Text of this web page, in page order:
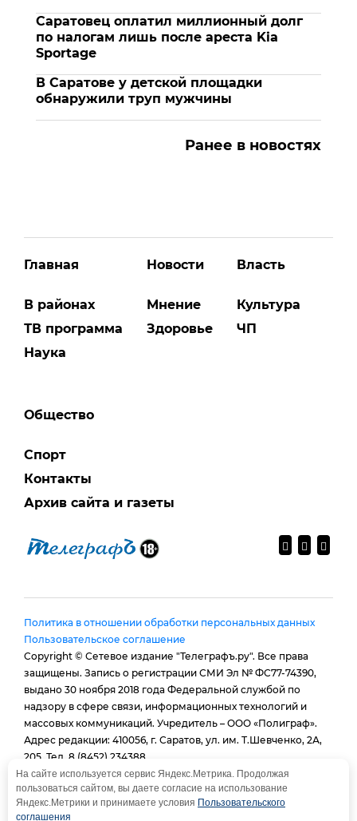
Саратовец оплатил миллионный долг
по налогам лишь после ареста Kia
Sportage
В Саратове у детской площадки
обнаружили труп мужчины
Ранее в новостях
Главная
В районах
ТВ программа
Наука
Новости
Мнение
Здоровье
Власть
Культура
ЧП
Общество
Спорт
Контакты
Архив сайта и газеты
Политика в отношении обработки персональных данных
Пользовательское соглашение
Copyright © Сетевое издание "Телеграфъ.ру". Все права
защищены. Запись о регистрации СМИ Эл № ФС77-74390,
выдано 30 ноября 2018 года Федеральной службой по
надзору в сфере связи, информационных технологий и
массовых коммуникаций. Учредитель – ООО «Полиграф».
Адрес редакции: 410056, г. Саратов, ул. им. Т.Шевченко, 2А,
205. Тел. 8 (8452) 234388.
E-mail: provtelegraf@gmail.com
И.о. главного редактора: Голубева Е. В.
При использовании материалов сайта - гиперссылка
На сайте используется сервис Яндекс.Метрика. Продолжая
пользоваться сайтом, вы даете согласие на использование
Яндекс.Метрики и принимаете условия Пользовательского
соглашения